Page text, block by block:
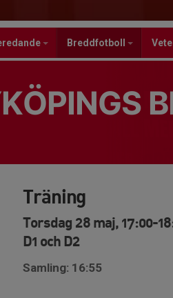
Breddfotboll
Träning
Torsdag 28 maj, 17:00-
D1 och D2
Samling: 16:55